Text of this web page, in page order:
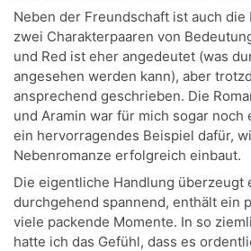
Neben der Freundschaft ist auch die
zwei Charakterpaaren von
und Red ist eher angedeutet (was
angesehen werden kann), aber
ansprechend geschrieben. Die
und Aramin war für mich sogar noch
ein hervorragendes Beispiel dafür,
Nebenromanze erfolgreich einbaut.
Die eigentliche Handlung überzeugt
durchgehend spannend, enthält ein
viele packende Momente. In so
hatte ich das Gefühl, dass es